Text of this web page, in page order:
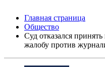
Главная страница
Общество
Суд отказался
жалобу против